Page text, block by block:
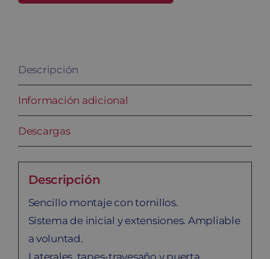
Descripción
Información adicional
Descargas
Descripción
Sencillo montaje con tornillos.
Sistema de inicial y extensiones. Ampliable
a voluntad.
Laterales, tapes-travesaño y puerta